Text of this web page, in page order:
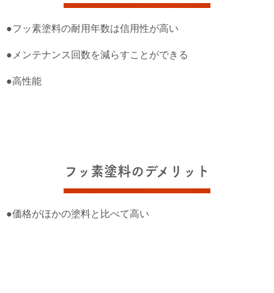
●フッ素塗料の耐用年数は信用性が高い
●メンテナンス回数を減らすことができる
●高性能
フッ素塗料のデメリット
●価格がほかの塗料と比べて高い